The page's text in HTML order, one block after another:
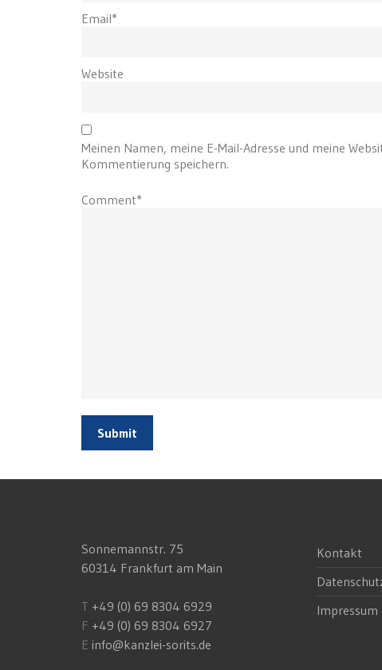
Email*
Website
Meinen Namen, meine E-Mail-Adresse und meine
Kommentierung speichern.
Comment*
Submit
Sonnemannstr. 75
60314 Frankfurt am Main
T +49 (0) 69 8304 6929
F +49 (0) 69 8304 6927
E info@kanzlei-sorits.de
Kontakt
Impressum